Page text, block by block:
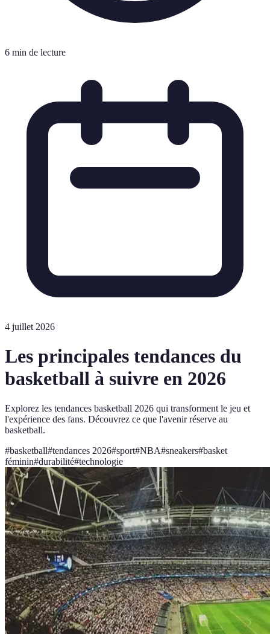
6 min de lecture
4 juillet 2026
Les principales tendances du
basketball à suivre en 2026
Explorez les tendances basketball 2026 qui transforment le jeu et
l'expérience des fans. Découvrez ce que l'avenir réserve au
basketball.
#basketball#tendances 2026#sport#NBA#sneakers#basket
féminin#durabilité#technologie